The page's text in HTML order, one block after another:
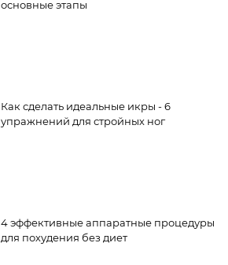
основные этапы
Как сделать идеальные икры - 6
упражнений для стройных ног
4 эффективные аппаратные процедуры
для похудения без диет